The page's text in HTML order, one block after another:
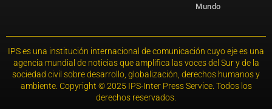
Mundo
IPS es una institución internacional de comunicación cuyo eje es una
agencia mundial de noticias que amplifica las voces del Sur y de la
sociedad civil sobre desarrollo, globalización, derechos humanos y
ambiente. Copyright © 2025 IPS-Inter Press Service. Todos los
derechos reservados.